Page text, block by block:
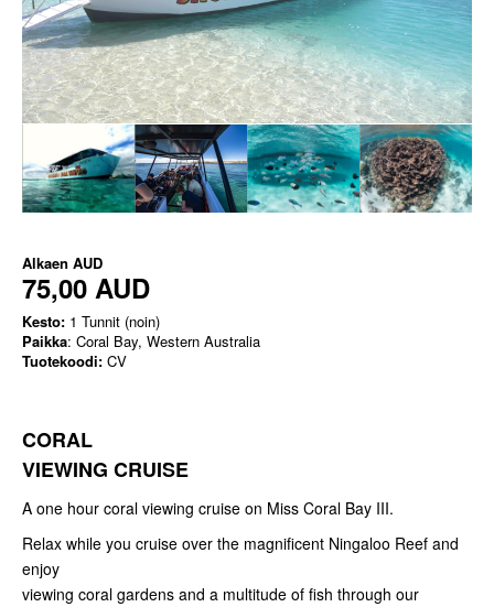
Alkaen AUD
75,00 AUD
Kesto: 1 Tunnit (noin)
Paikka: Coral Bay, Western Australia
Tuotekoodi: CV
CORAL
VIEWING CRUISE
A one hour coral viewing cruise on Miss Coral Bay III.
Relax while you cruise over the magnificent Ningaloo Reef and
enjoy
viewing coral gardens and a multitude of fish through our